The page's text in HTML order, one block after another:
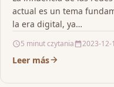
actual es un tema
la era digital, ya…
5 minut czytania 2023-12-
Leer más